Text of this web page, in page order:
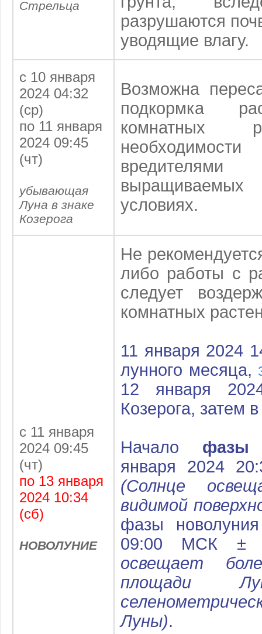
Стрельца
разрушаются
уводящие влагу.
с 10 января
2024 04:32
(ср)
по 11 января
2024 09:45
(чт)
убывающая
Луна в знаке
Козерога
Возможна
подкормка
комнатных
условиях.
с 11 января
2024 09:45
(чт)
по 13 января
2024 10:34
(сб)
НОВОЛУНИЕ
Не
либо работы с
следует
комнатных
11 января 2024
лунного месяца,
12 января
Козерога, затем
Начало фазы
января 2024
(Солнце
видимой
фазы
09:00 МСК ±
освещает
площади
Луны).